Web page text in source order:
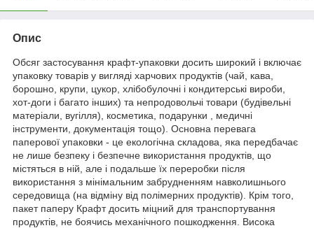
Опис
Обсяг застосування крафт-упаковки досить широкий і включає
упаковку товарів у вигляді харчових продуктів (чай, кава,
борошно, крупи, цукор, хлібобулочні і кондитерські вироби,
хот-доги і багато інших) та непродовольчі товари (будівельні
матеріали, вугілля), косметика, подарунки , медичні
інструменти, документація тощо). Основна перевага
паперової упаковки - це екологічна складова, яка передбачає
не лише безпеку і безпечне використання продуктів, що
містяться в ній, але і подальше їх переробки після
використання з мінімальним забрудненням навколишнього
середовища (на відміну від полімерних продуктів). Крім того,
пакет паперу Крафт досить міцний для транспортування
продуктів, не боячись механічного пошкодження. Висока